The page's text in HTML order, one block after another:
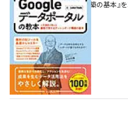
シュボード構築の基本』
7月31日 10:00